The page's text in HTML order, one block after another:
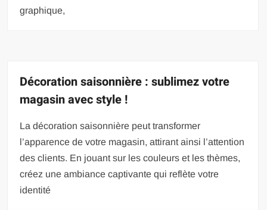
graphique,
Décoration saisonnière : sublimez votre
magasin avec style !
La décoration saisonnière peut transformer
l’apparence de votre magasin, attirant ainsi l’attention
des clients. En jouant sur les couleurs et les thèmes,
créez une ambiance captivante qui reflète votre
identité